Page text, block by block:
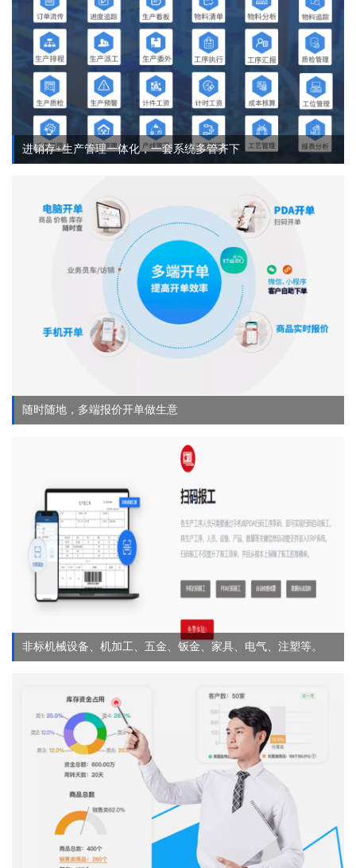
进销存+生产管理一体化，一套系统多管齐下
随时随地，多端报价开单做生意
非标机械设备、机加工、五金、钣金、家具、电气、注塑等。